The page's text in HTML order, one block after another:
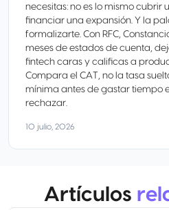
necesitas: no es lo mismo cubrir
financiar una expansión. Y la
formalizarte. Con RFC,
meses de estados de cuenta,
fintech caras y calificas a
Compara el CAT, no la tasa
mínima antes de gastar tiempo
rechazar.
10 julio, 2026
Artículos